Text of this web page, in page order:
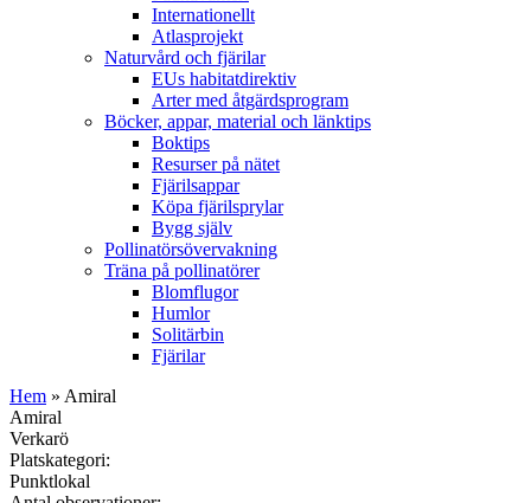
Internationellt
Atlasprojekt
Naturvård och fjärilar
EUs habitatdirektiv
Arter med åtgärdsprogram
Böcker, appar, material och länktips
Boktips
Resurser på nätet
Fjärilsappar
Köpa fjärilsprylar
Bygg själv
Pollinatörsövervakning
Träna på pollinatörer
Blomflugor
Humlor
Solitärbin
Fjärilar
Hem » Amiral
Amiral
Verkarö
Platskategori:
Punktlokal